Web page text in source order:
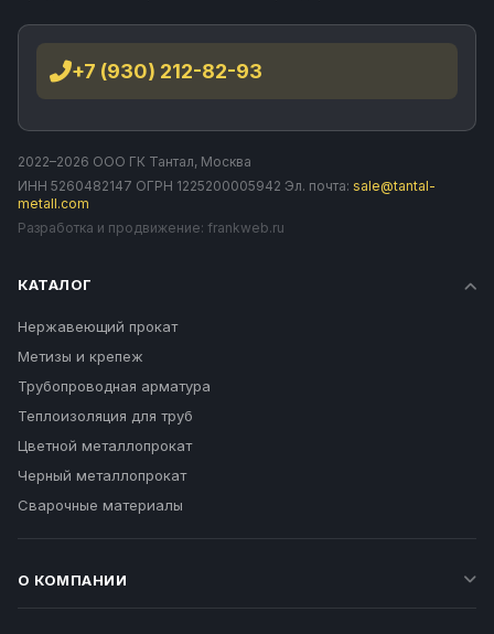
+7 (930) 212-82-93
2022–2026 ООО ГК Тантал, Москва
ИНН 5260482147 ОГРН 1225200005942 Эл. почта: sale@tantal-
metall.com
Разработка и продвижение: frankweb.ru
КАТАЛОГ
Нержавеющий прокат
Метизы и крепеж
Трубопроводная арматура
Теплоизоляция для труб
Цветной металлопрокат
Черный металлопрокат
Сварочные материалы
О КОМПАНИИ